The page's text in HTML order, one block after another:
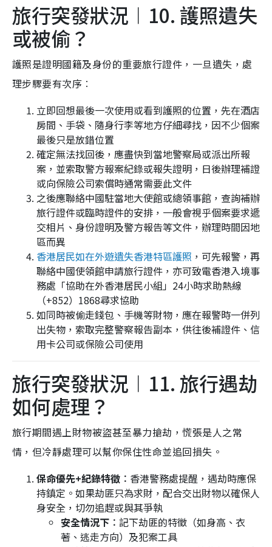
旅行突發狀況︱10. 護照遺失
或被偷？
護照是證明國籍及身份的重要旅行證件，一旦遺失，處
理步驟要有次序︰
立即回想最後一次使用或看到護照的位置，先在酒店
房間、手袋、隨身行李等地方仔細尋找，因不少個案
最後只是放錯位置
確定無法找回後，應盡快到當地警察局或派出所報
案，並索取警方報案紀錄或報失證明，日後辦理補證
或向保險公司索償時通常需要此文件
之後應聯絡中國駐當地大使館或總領事館，查詢補辦
旅行證件或臨時證件的安排，一般會視乎個案要求遞
交相片、身份證明及警方報告等文件，辦理時間因地
區而異
香港居民如在外遊遺失香港特區護照 ，可先報警，再
聯絡中國使領館申請旅行證件，亦可致電香港入境事
務處「協助在外香港居民小組」24小時求助熱線
（+852）1868尋求協助
如同時被偷走錢包、手機等財物，應在報警時一併列
出失物，索取完整警察報告副本，供往後補證件、信
用卡公司或保險公司使用
旅行突發狀況︱11. 旅行遇劫
如何處理？
旅行期間遇上財物被盜甚至暴力搶劫，慌張是人之常
情，但冷靜處理可以幫你保住性命並追回損失。
保命優先+紀錄特徵︰ 香港警務處提醒，遇劫時應保
持鎮定。如果劫匪只為求財，配合交出財物以確保人
身安全，切勿追趕或與其爭執
安全情況下︰ 記下劫匪的特徵（如身高、衣
著、逃走方向）及犯案工具